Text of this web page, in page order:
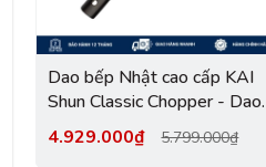
Dao bếp Nhật cao cấp KAI
Shun Classic Chopper - Dao
chặt xương Shun DM0767
(150mm)
4.929.000₫ 5.799.000₫